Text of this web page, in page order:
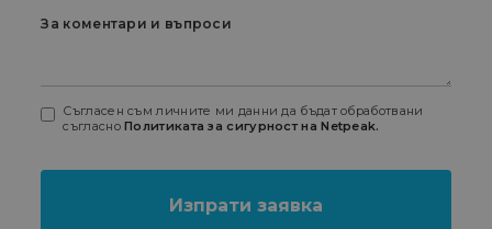
За коментари и въпроси
Съгласен съм личните ми данни да бъдат обработвани
съгласноПолитиката за сигурност на Netpeak.